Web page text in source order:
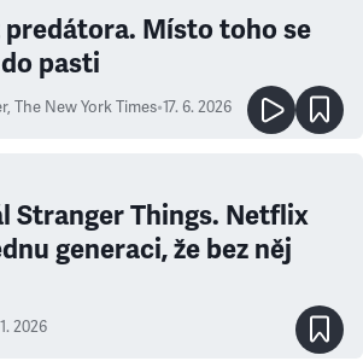
Místo toho se
pasti
, The New York Times•17. 6. 2026
Stranger Things. Netflix
generaci, že bez něj
2026